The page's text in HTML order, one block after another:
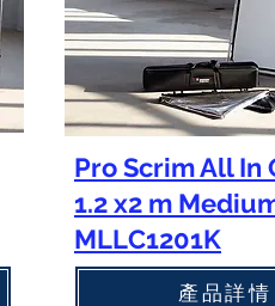
Pro Scrim All In
1.2 x2 m
MLLC1201K
產品詳情